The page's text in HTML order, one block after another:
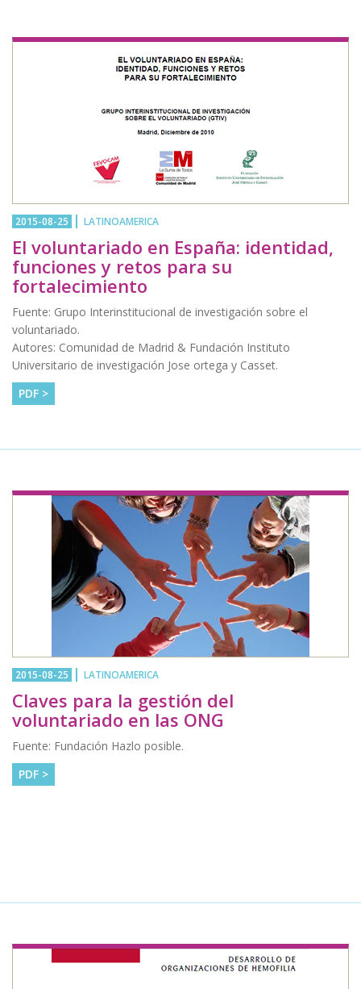
2015-08-25 LATINOAMERICA
El voluntariado en España: identidad,
funciones y retos para su
fortalecimiento
Fuente: Grupo Interinstitucional de investigación sobre el
voluntariado.
Autores: Comunidad de Madrid & Fundación Instituto
Universitario de investigación Jose ortega y Casset.
PDF >
2015-08-25 LATINOAMERICA
Claves para la gestión del
voluntariado en las ONG
Fuente: Fundación Hazlo posible.
PDF >